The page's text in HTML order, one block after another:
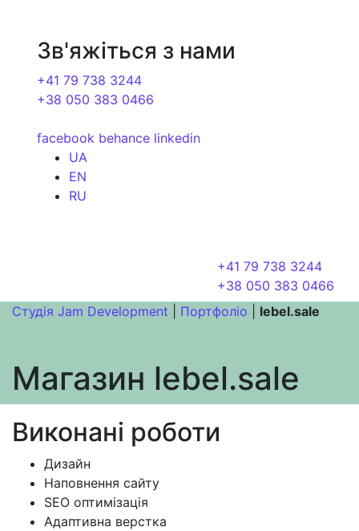
Зв'яжіться з нами
+41 79 738 3244
+38 050 383 0466
facebook behance linkedin
UA
EN
RU
+41 79 738 3244
+38 050 383 0466
Студія Jam Development
Портфоліо lebel.sale
Магазин lebel.sale
Виконані роботи
Дизайн
Наповнення сайту
SEO оптимізація
Адаптивна верстка